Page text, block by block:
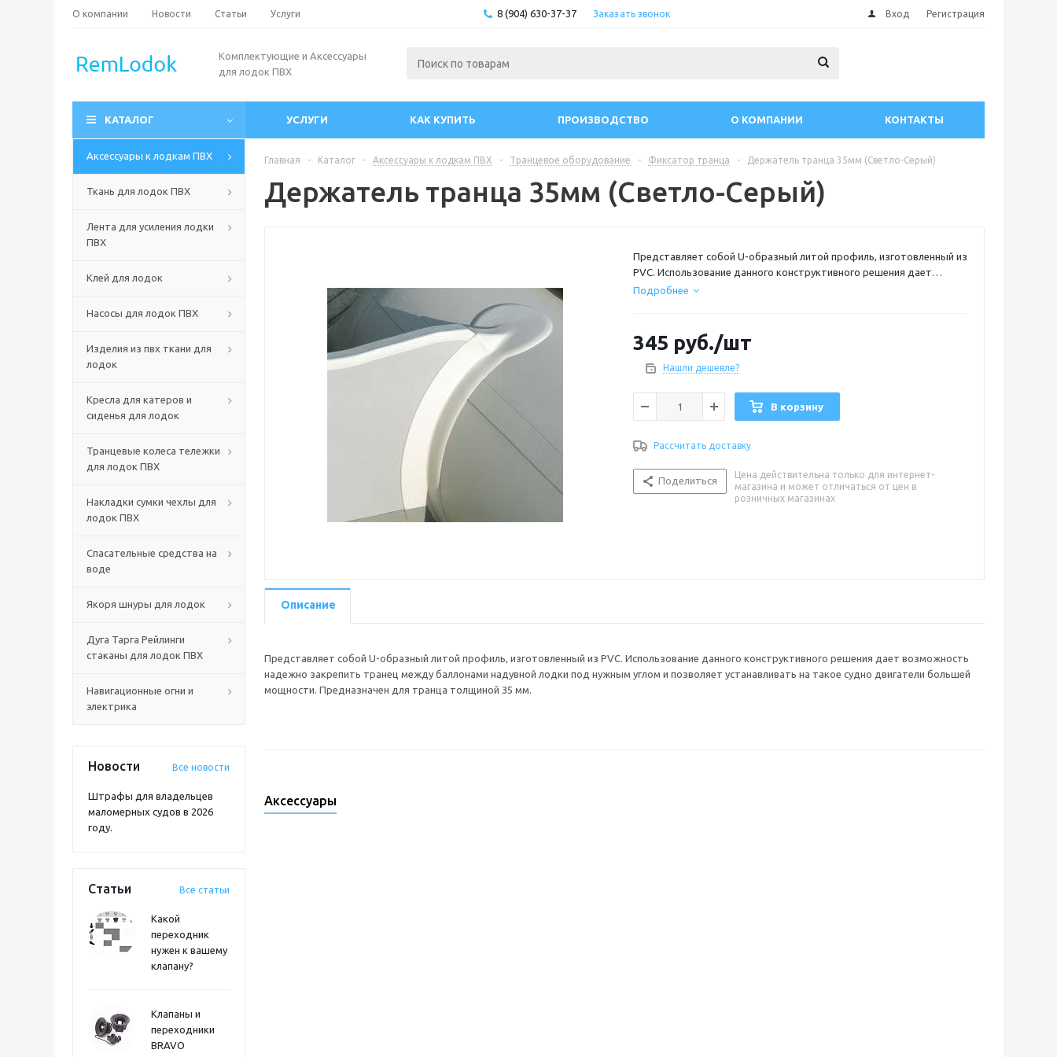
О компании Новости Статьи Услуги 8 (904) 630-37-37 Заказать звонок Вход Регистрация
Комплектующие и Аксессуары
для лодок ПВХ
КАТАЛОГ УСЛУГИ КАК КУПИТЬ ПРОИЗВОДСТВО О КОМПАНИИ КОНТАКТЫ
Аксессуары к лодкам ПВХ
Ткань для лодок ПВХ
Лента для усиления лодки
ПВХ
Клей для лодок
Насосы для лодок ПВХ
Изделия из пвх ткани для
лодок
Кресла для катеров и
сиденья для лодок
Транцевые колеса тележки
для лодок ПВХ
Накладки сумки чехлы для
лодок ПВХ
Спасательные средства на
воде
Якоря шнуры для лодок
Дуга Тарга Рейлинги
стаканы для лодок ПВХ
Навигационные огни и
электрика
Новости Все новости
Штрафы для владельцев
маломерных судов в 2026
году.
Статьи Все статьи
Какой
переходник
нужен к вашему
клапану?
Клапаны и
переходники
BRAVO
Главная - Каталог - Аксессуары к лодкам ПВХ - Транцевое оборудование - Фиксатор транца - Держатель транца 35мм (Светло-Серый)
Держатель транца 35мм (Светло-Серый)
Представляет собой U-образный литой профиль, изготовленный из
PVC. Использование данного конструктивного решения дает
возможность надежно закрепить транец между баллонами
транца толщиной 35 мм.
Подробнее
345 руб./шт
Нашли дешевле?
В корзину
Рассчитать доставку
Поделиться
Цена действительна только для интернет-
магазина и может отличаться от цен в
розничных магазинах
Описание
Представляет собой U-образный литой профиль, изготовленный из PVC. Использование данного конструктивного решения дает возможность
надежно закрепить транец между баллонами надувной лодки под нужным углом и позволяет устанавливать на такое судно двигатели большей
мощности. Предназначен для транца толщиной 35 мм.
Аксессуары